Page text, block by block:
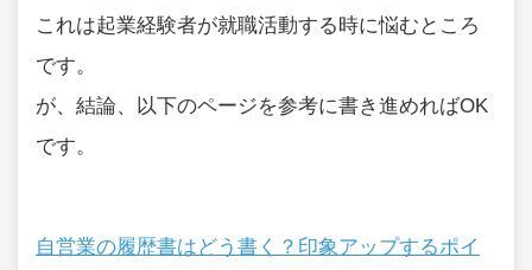
これは起業経験者が就職活動する時に悩むところ
です。
が、結論、以下のページを参考に書き進めればOK
です。
自営業の履歴書はどう書く？印象アップするポイ